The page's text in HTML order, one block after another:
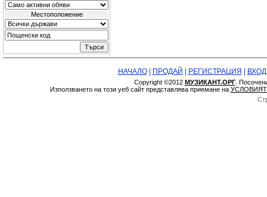
Местоположение
НАЧАЛО| ПРОДАЙ РЕГИСТРАЦИЯ ВХОД
Copyright ©2012 МУЗИКАНТ.ОРГ.
Използването на този уеб сайт представлява приемане на